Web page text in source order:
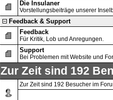
Die Insulaner
Vorstellungsbeiträge unserer
Feedback & Support
Feedback
Für Kritik, Lob und Anregungen.
Support
Bei Problemen mit Website und
Zur Zeit sind 192
Zur Zeit sind 192 Besucher im